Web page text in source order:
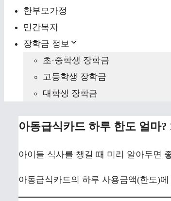
한부모가정
민간복지
장학금 정보
초·중학생 장학금
고등학생 장학금
대학생 장학금
아동급식카드 하루 한도 얼마?
아이들 식사를 챙길 때 미리 알아두면
아동급식카드의 하루 사용금액(한도)